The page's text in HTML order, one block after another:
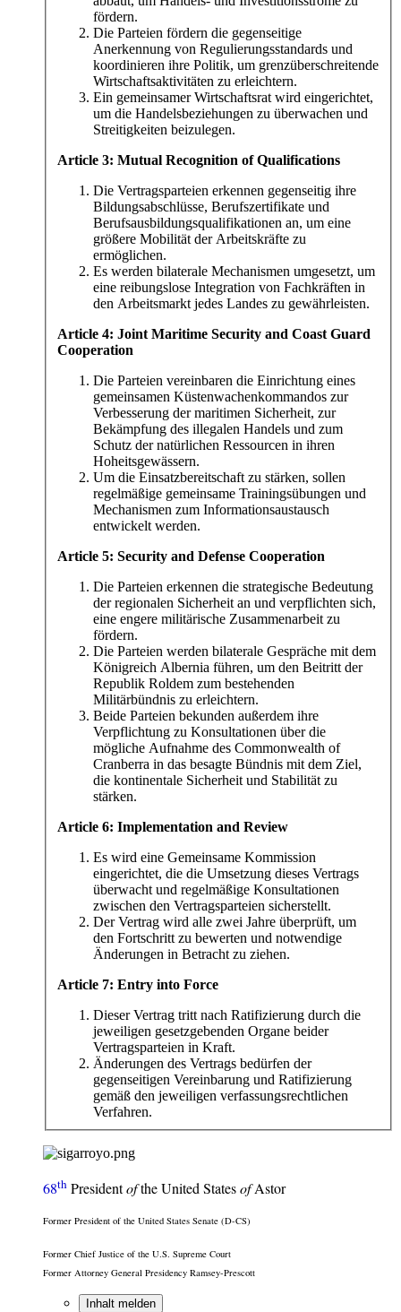
fördern.
Die Parteien fördern die gegenseitige
Anerkennung von Regulierungsstandards und
koordinieren ihre Politik, um grenzüberschreitende
Wirtschaftsaktivitäten zu erleichtern.
Ein gemeinsamer Wirtschaftsrat wird eingerichtet,
um die Handelsbeziehungen zu überwachen und
Streitigkeiten beizulegen.
Article 3: Mutual Recognition of Qualifications
Die Vertragsparteien erkennen gegenseitig ihre
Bildungsabschlüsse, Berufszertifikate und
Berufsausbildungsqualifikationen an, um eine
größere Mobilität der Arbeitskräfte zu
ermöglichen.
Es werden bilaterale Mechanismen umgesetzt, um
eine reibungslose Integration von Fachkräften in
den Arbeitsmarkt jedes Landes zu gewährleisten.
Article 4: Joint Maritime Security and Coast Guard
Cooperation
Die Parteien vereinbaren die Einrichtung eines
gemeinsamen Küstenwachenkommandos zur
Verbesserung der maritimen Sicherheit, zur
Bekämpfung des illegalen Handels und zum
Schutz der natürlichen Ressourcen in ihren
Hoheitsgewässern.
Um die Einsatzbereitschaft zu stärken, sollen
regelmäßige gemeinsame Trainingsübungen und
Mechanismen zum Informationsaustausch
entwickelt werden.
Article 5: Security and Defense Cooperation
Die Parteien erkennen die strategische Bedeutung
der regionalen Sicherheit an und verpflichten sich,
eine engere militärische Zusammenarbeit zu
fördern.
Die Parteien werden bilaterale Gespräche mit dem
Königreich Albernia führen, um den Beitritt der
Republik Roldem zum bestehenden
Militärbündnis zu erleichtern.
Beide Parteien bekunden außerdem ihre
Verpflichtung zu Konsultationen über die
mögliche Aufnahme des Commonwealth of
Cranberra in das besagte Bündnis mit dem Ziel,
die kontinentale Sicherheit und Stabilität zu
stärken.
Article 6: Implementation and Review
Es wird eine Gemeinsame Kommission
eingerichtet, die die Umsetzung dieses Vertrags
überwacht und regelmäßige Konsultationen
zwischen den Vertragsparteien sicherstellt.
Der Vertrag wird alle zwei Jahre überprüft, um
den Fortschritt zu bewerten und notwendige
Änderungen in Betracht zu ziehen.
Article 7: Entry into Force
Dieser Vertrag tritt nach Ratifizierung durch die
jeweiligen gesetzgebenden Organe beider
Vertragsparteien in Kraft.
Änderungen des Vertrags bedürfen der
gegenseitigen Vereinbarung und Ratifizierung
gemäß den jeweiligen verfassungsrechtlichen
Verfahren.
68th Presidentofthe United StatesofAstor
Former President of the United States Senate (D-CS)
Former Chief Justice of the U.S. Supreme Court
Former Attorney General Presidency Ramsey-Prescott
Inhalt melden